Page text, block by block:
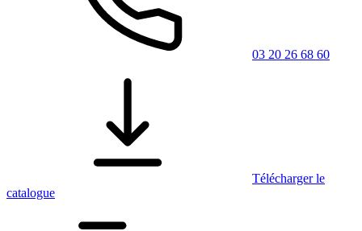
03 20 26 68 60
Télécharger le
catalogue